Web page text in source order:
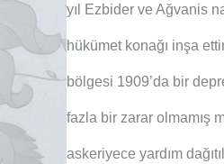
yıl Ezbider ve Ağvanis
hükümet konağı inşa
bölgesi 1909’da bir
fazla bir zarar olmamış
askeriyece yardım